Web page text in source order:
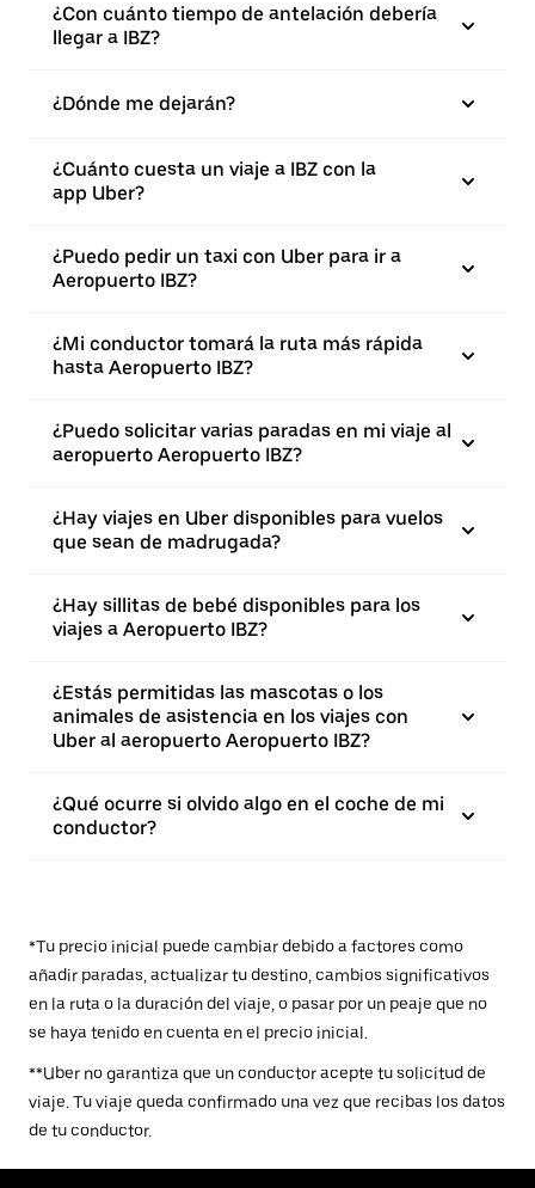
¿Con cuánto tiempo de antelación debería
llegar a IBZ?
¿Dónde me dejarán?
¿Cuánto cuesta un viaje a IBZ con la
app Uber?
¿Puedo pedir un taxi con Uber para ir a
Aeropuerto IBZ?
¿Mi conductor tomará la ruta más rápida
hasta Aeropuerto IBZ?
¿Puedo solicitar varias paradas en mi viaje al
aeropuerto Aeropuerto IBZ?
¿Hay viajes en Uber disponibles para vuelos
que sean de madrugada?
¿Hay sillitas de bebé disponibles para los
viajes a Aeropuerto IBZ?
¿Estás permitidas las mascotas o los
animales de asistencia en los viajes con
Uber al aeropuerto Aeropuerto IBZ?
¿Qué ocurre si olvido algo en el coche de mi
conductor?
*Tu precio inicial puede cambiar debido a factores como
añadir paradas, actualizar tu destino, cambios significativos
en la ruta o la duración del viaje, o pasar por un peaje que no
se haya tenido en cuenta en el precio inicial.
**Uber no garantiza que un conductor acepte tu solicitud de
viaje. Tu viaje queda confirmado una vez que recibas los datos
de tu conductor.